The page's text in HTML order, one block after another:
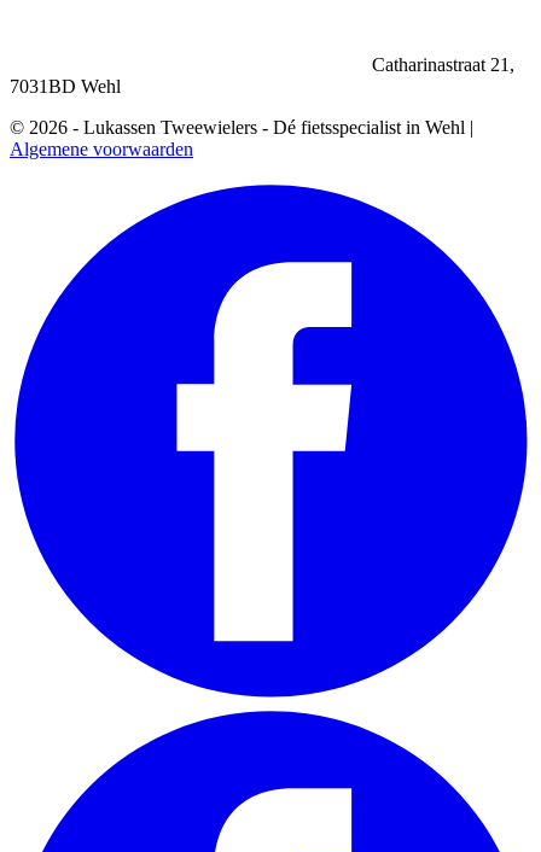
Catharinastraat 21,
7031BD Wehl
© 2026 - Lukassen Tweewielers - Dé fietsspecialist in Wehl |
Algemene voorwaarden